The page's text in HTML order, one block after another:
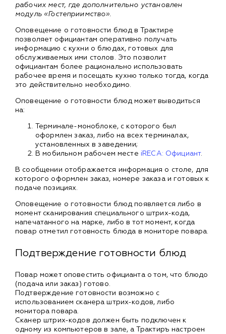
рабочих мест, где дополнительно установлен
модуль «Гостеприимство».
Оповещение о готовности блюд в Трактире
позволяет официантам оперативно получать
информацию с кухни о блюдах, готовых для
обслуживаемых ими столов. Это позволит
официантам более рационально использовать
рабочее время и посещать кухню только тогда, когда
это действительно необходимо.
Оповещение о готовности блюд может выводиться
на:
Терминале-моноблоке, с которого был
оформлен заказ, либо на всех терминалах,
установленных в заведении;
В мобильном рабочем месте iRECA: Официант.
В сообщении отображается информация о столе, для
которого оформлен заказ, номере заказа и готовых к
подаче позициях.
Оповещение о готовности блюд появляется либо в
момент сканирования специального штрих-кода,
напечатанного на марке, либо в тот момент, когда
повар отметил готовность блюда в мониторе повара.
Подтверждение готовности блюд
Повар может оповестить официанта о том, что блюдо
(подача или заказ) готово.
Подтверждение готовности возможно с
использованием сканера штрих-кодов, либо
монитора повара.
Сканер штрих-кодов должен быть подключен к
одному из компьютеров в зале, а Трактиръ настроен